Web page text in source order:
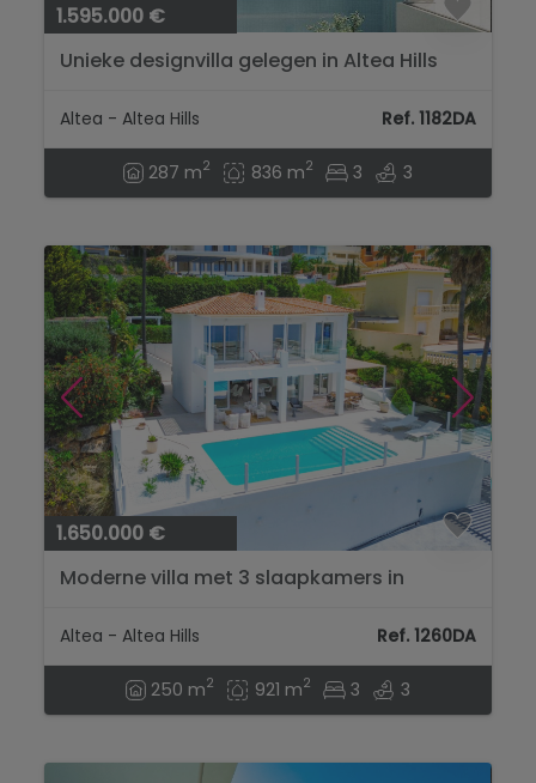
1.595.000 €
Unieke designvilla gelegen in Altea Hills
Altea - Altea Hills Ref. 1182DA
287 m2 836 m2 3 3
1.650.000 €
Moderne villa met 3 slaapkamers in
Altea - Altea Hills Ref. 1260DA
250 m2 921 m2 3 3